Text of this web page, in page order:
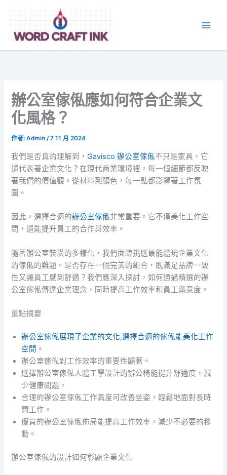
辦公室傢俬應如何符合企業文
化風格？
作者:Admin/7 11 月 2024
我們是否真的理解到，Gavisco 辦公室傢俬不只是家具，它
還代表著企業文化？在現代商業環境裡，每一個細節都反映
著我們的價值觀。從材料到顏色，每一點都影響著工作氛
圍。
因此，選擇合適的辦公室傢俬非常重要。它不僅美化工作空
間，還能提升員工的合作與效率。
隨著辦公室裝潢的多樣化，我們面臨挑選最能體現企業文化
的傢俬的難題。是否存在一個完美的組合，既滿足品牌一致
性又讓員工感到舒適？我們應深入探討，如何通過精選的辦
公室傢俬傳達企業理念，同時提高工作效率和員工滿意度。
重點摘要
辦公室傢俬展現了企業的文化,選擇合適的傢俬能美化工作
空間 。
辦公室傢俬對工作效率的重要性顯著。
選擇辦公室傢俬人體工學設計的辦公椅能提升舒適度，減
少健康問題。
合理的辦公室傢俬工作高度可改善坐姿，輕鬆地面對長時
間工作。
優質的辦公室傢俬佈局能提高工作效率，減少不必要的移
動。
辦公室傢俬的設計如何彰顯企業文化